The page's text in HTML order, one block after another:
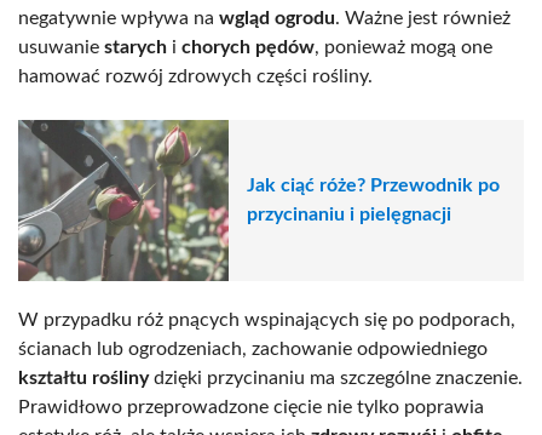
negatywnie wpływa na wgląd ogrodu. Ważne jest również
usuwanie starych i chorych pędów, ponieważ mogą one
hamować rozwój zdrowych części rośliny.
Jak ciąć róże? Przewodnik po
przycinaniu i pielęgnacji
W przypadku róż pnących wspinających się po podporach,
ścianach lub ogrodzeniach, zachowanie odpowiedniego
kształtu roślinydzięki przycinaniu ma szczególne znaczenie.
Prawidłowo przeprowadzone cięcie nie tylko poprawia